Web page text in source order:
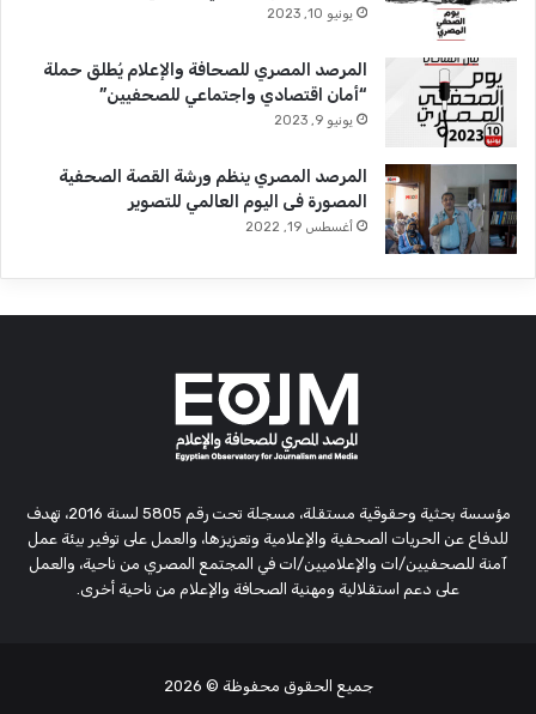
يونيو 10, 2023
المرصد المصري للصحافة والإعلام يُطلق حملة
“أمان اقتصادي واجتماعي للصحفيين”
يونيو 9, 2023
المرصد المصري ينظم ورشة القصة الصحفية
المصورة فى اليوم العالمي للتصوير
أغسطس 19, 2022
مؤسسة بحثية وحقوقية مستقلة، مسجلة تحت رقم 5805 لسنة 2016، تهدف
للدفاع عن الحريات الصحفية والإعلامية وتعزيزها، والعمل على توفير بيئة عمل
آمنة للصحفيين/ات والإعلاميين/ات في المجتمع المصري من ناحية، والعمل
على دعم استقلالية ومهنية الصحافة والإعلام من ناحية أخرى.
جميع الحقوق محفوظة © 2026